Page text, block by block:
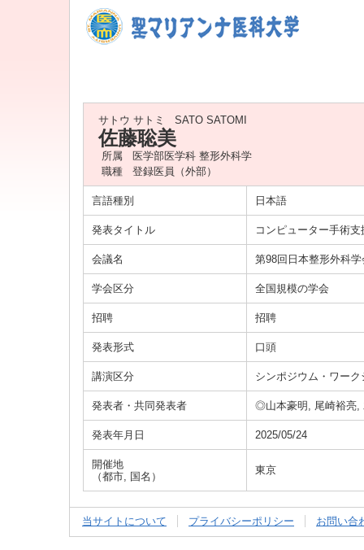
サトウ サトミ SATO SATOMI
佐藤聡美
所属
医学部医学科 整形外科学
職種
登録医員（外部）
言語種別 日本語
発表タイトル コンピューター手術
会議名 第98回日本整形外科
学会区分 全国規模の学会
招聘 招聘
発表形式 口頭
講演区分 シンポジウム・ワー
発表者・共同発表者 ◎山本豪明, 尾崎裕亮,
発表年月日 2025/05/24
開催地
（都市, 国名）
東京
当サイトについて プライバシーポリシー お問い合